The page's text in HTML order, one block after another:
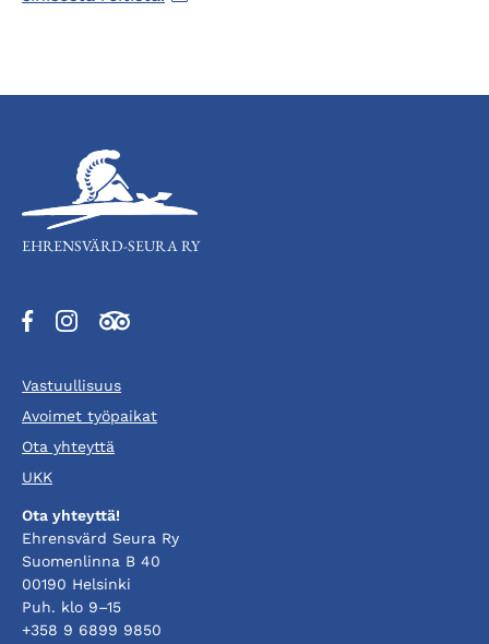
EHRENSVÄRD-SEURA RY
AukeaaAukeaaAukeaa
Vastuullisuus
Avoimet työpaikat
Ota yhteyttä
UKK
Ota yhteyttä!
Ehrensvärd Seura Ry
Suomenlinna B 40
00190 Helsinki
Puh. klo 9–15
+358 9 6899 9850